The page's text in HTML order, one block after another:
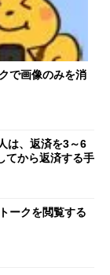
で画像のみを消
は、返済を3～6
てから返済する手
ークを閲覧する